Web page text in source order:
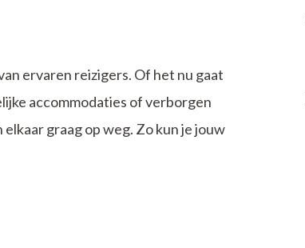
ervaren reizigers. Of het nu gaat
accommodaties of verborgen
graag op weg. Zo kun je jouw